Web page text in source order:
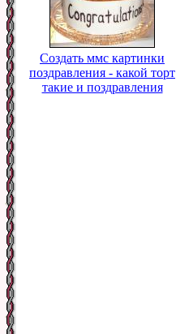
Создать ммс картинки
поздравления - какой торт
такие и поздравления